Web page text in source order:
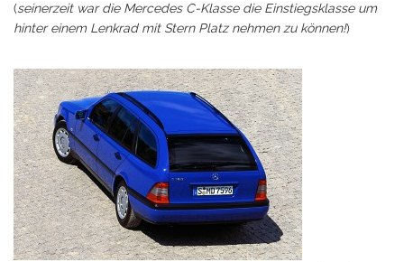
(seinerzeit war die Mercedes C-Klassedie Einstiegsklasse um
hinter einem Lenkrad mit Stern Platz nehmen zu können!)